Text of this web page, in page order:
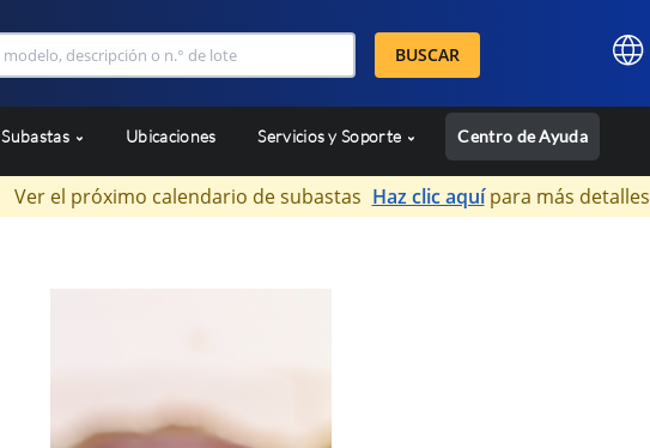
BUSCAR
Subastas Ubicaciones Servicios y Soporte Centro de Ayuda
Ver el próximo calendario de subastas Haz clic aquípara más detalles